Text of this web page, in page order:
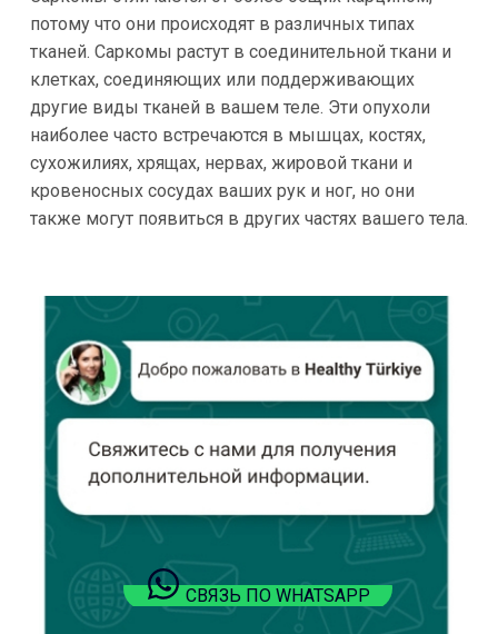
потому что они происходят в различных типах
тканей. Саркомы растут в соединительной ткани и
клетках, соединяющих или поддерживающих
другие виды тканей в вашем теле. Эти опухоли
наиболее часто встречаются в мышцах, костях,
сухожилиях, хрящах, нервах, жировой ткани и
кровеносных сосудах ваших рук и ног, но они
также могут появиться в других частях вашего тела.
СВЯЗЬ ПО WHATSAPP